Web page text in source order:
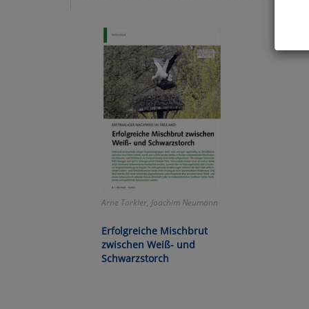
Arne Torkler, Joachim Neumann
Erfolgreiche Mischbrut
zwischen Weiß- und
Schwarzstorch